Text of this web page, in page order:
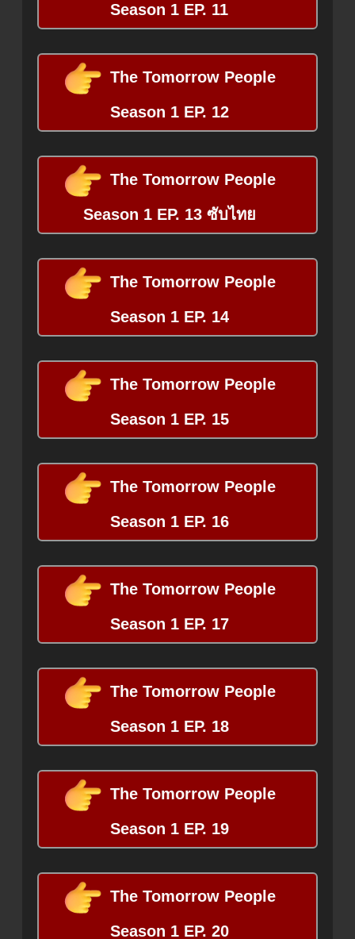
Season 1 EP. 11
The Tomorrow People
Season 1 EP. 12
The Tomorrow People
Season 1 EP. 13 ซับไทย
The Tomorrow People
Season 1 EP. 14
The Tomorrow People
Season 1 EP. 15
The Tomorrow People
Season 1 EP. 16
The Tomorrow People
Season 1 EP. 17
The Tomorrow People
Season 1 EP. 18
The Tomorrow People
Season 1 EP. 19
The Tomorrow People
Season 1 EP. 20